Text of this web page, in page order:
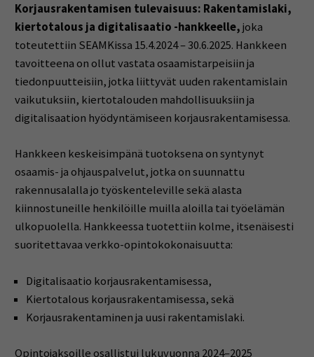
Korjausrakentamisen tulevaisuus: Rakentamislaki,
kiertotalous ja digitalisaatio -hankkeelle,joka
toteutettiin SEAMKissa 15.4.2024 – 30.6.2025. Hankkeen
tavoitteena on ollut vastata osaamistarpeisiin ja
tiedonpuutteisiin, jotka liittyvät uuden rakentamislain
vaikutuksiin, kiertotalouden mahdollisuuksiin ja
digitalisaation hyödyntämiseen korjausrakentamisessa.
Hankkeen keskeisimpänä tuotoksena on syntynyt
osaamis- ja ohjauspalvelut, jotka on suunnattu
rakennusalalla jo työskenteleville sekä alasta
kiinnostuneille henkilöille muilla aloilla tai työelämän
ulkopuolella. Hankkeessa tuotettiin kolme, itsenäisesti
suoritettavaa verkko-opintokokonaisuutta:
Digitalisaatio korjausrakentamisessa,
Kiertotalous korjausrakentamisessa, sekä
Korjausrakentaminen ja uusi rakentamislaki.
Opintojaksoille osallistui lukuvuonna 2024–2025